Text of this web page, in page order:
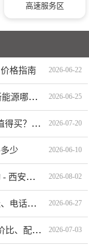
高速服务区
格指南 2026-06-22
宝骏悦也、五菱缤果S和五菱星光730新能源哪个更值得买？性价比、配置对比 2026-06-25
LA FESTA菲斯塔、思域和轩逸哪个更值得买？性价比、配置对比 2026-07-20
少 2026-06-10
西安外环高速西安段最新路况实时查询 - 西安西安外环高速最新消息 - 车流量大吗 2026-08-02
荆州松滋市驾照考试地点有几个、地址、电话、工作时间 2026-06-27
瑞虎7、博越和星瑞哪个更值得买？性价比、配置对比 2026-07-03